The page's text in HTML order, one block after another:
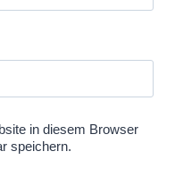
in diesem Browser
speichern.